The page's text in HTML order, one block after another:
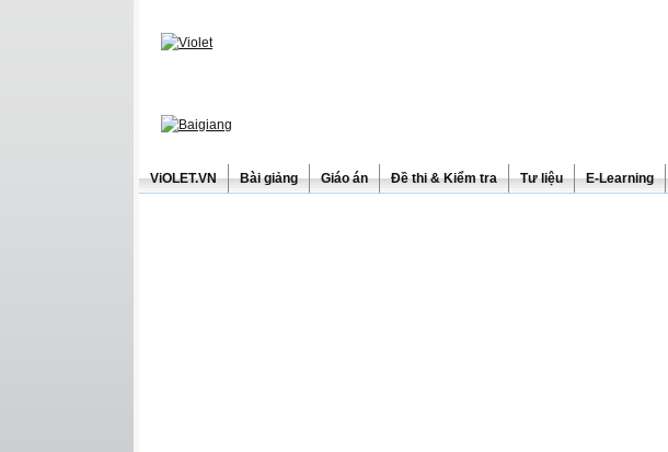
ViOLET.VN Bài giảng Giáo án Đề thi & Kiểm tra Tư liệu E-Learning